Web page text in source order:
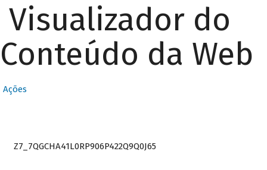
Visualizador do
Conteúdo da Web
Ações
Z7_7QGCHA41L0RP906P422Q9Q0J65